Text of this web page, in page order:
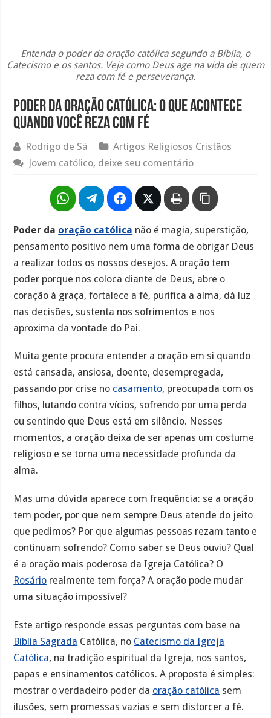
Entenda o poder da oração católica segundo a Bíblia, o
Catecismo e os santos. Veja como Deus age na vida de quem
reza com fé e perseverança.
Poder da Oração Católica: O Que Acontece
Quando Você Reza com Fé
Rodrigo de Sá
Artigos Religiosos Cristãos
Jovem católico, deixe seu comentário
Poder da oração católica não é magia, superstição,
pensamento positivo nem uma forma de obrigar Deus
a realizar todos os nossos desejos. A oração tem
poder porque nos coloca diante de Deus, abre o
coração à graça, fortalece a fé, purifica a alma, dá luz
nas decisões, sustenta nos sofrimentos e nos
aproxima da vontade do Pai.
Muita gente procura entender a oração em si quando
está cansada, ansiosa, doente, desempregada,
passando por crise no casamento, preocupada com os
filhos, lutando contra vícios, sofrendo por uma perda
ou sentindo que Deus está em silêncio. Nesses
momentos, a oração deixa de ser apenas um costume
religioso e se torna uma necessidade profunda da
alma.
Mas uma dúvida aparece com frequência: se a oração
tem poder, por que nem sempre Deus atende do jeito
que pedimos? Por que algumas pessoas rezam tanto e
continuam sofrendo? Como saber se Deus ouviu? Qual
é a oração mais poderosa da Igreja Católica? O
Rosário realmente tem força? A oração pode mudar
uma situação impossível?
Este artigo responde essas perguntas com base na
Bíblia Sagrada Católica, no Catecismo da Igreja
Católica, na tradição espiritual da Igreja, nos santos,
papas e ensinamentos católicos. A proposta é simples:
mostrar o verdadeiro poder da oração católica sem
ilusões, sem promessas vazias e sem distorcer a fé.